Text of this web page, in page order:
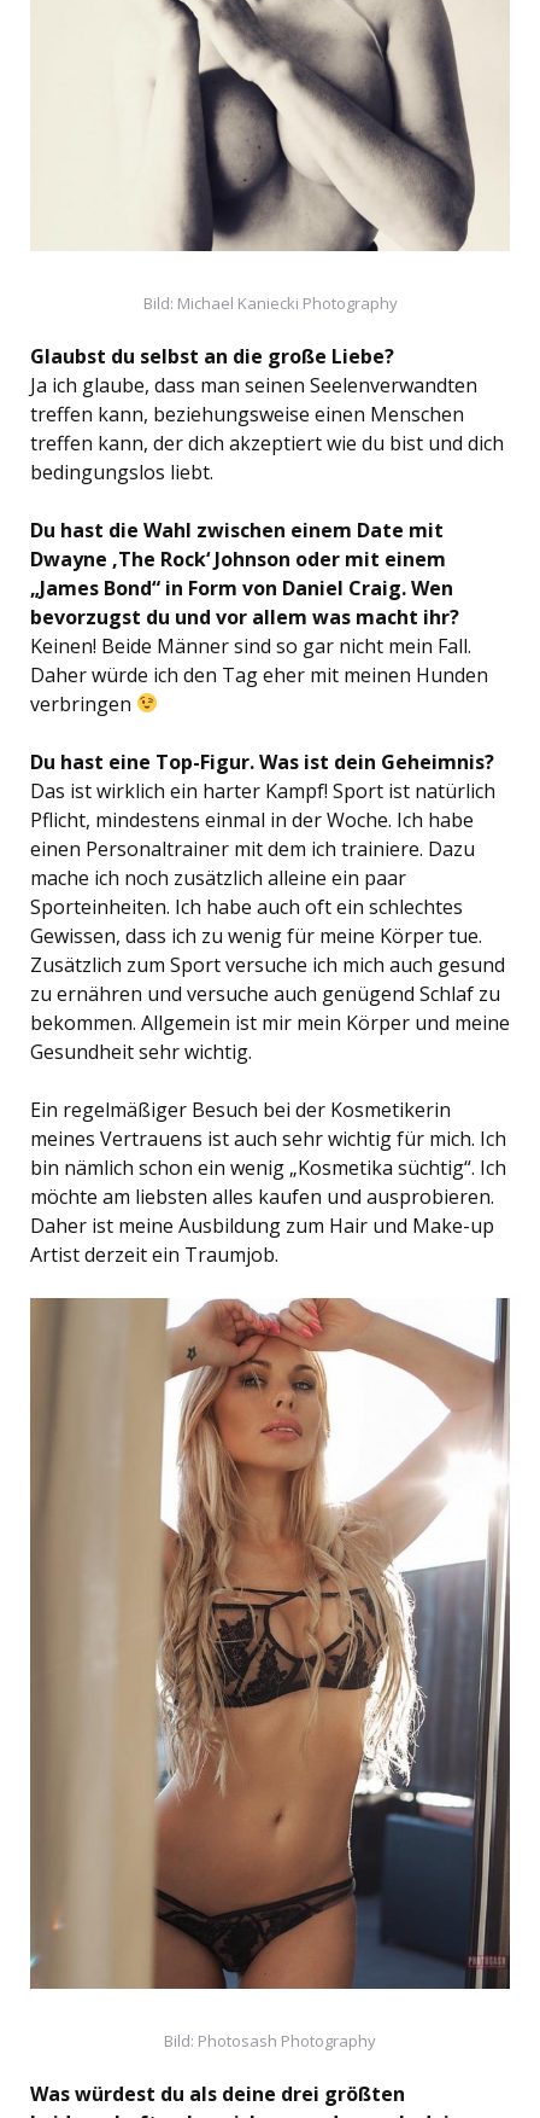
Bild: Michael Kaniecki Photography
Glaubst du selbst an die große Liebe?
Ja ich glaube, dass man seinen Seelenverwandten
treffen kann, beziehungsweise einen Menschen
treffen kann, der dich akzeptiert wie du bist und dich
bedingungslos liebt.
Du hast die Wahl zwischen einem Date mit
Dwayne ‚The Rock‘ Johnson oder mit einem
„James Bond“ in Form von Daniel Craig. Wen
bevorzugst du und vor allem was macht ihr?
Keinen! Beide Männer sind so gar nicht mein Fall.
Daher würde ich den Tag eher mit meinen Hunden
verbringen
Du hast eine Top-Figur. Was ist dein Geheimnis?
Das ist wirklich ein harter Kampf! Sport ist natürlich
Pflicht, mindestens einmal in der Woche. Ich habe
einen Personaltrainer mit dem ich trainiere. Dazu
mache ich noch zusätzlich alleine ein paar
Sporteinheiten. Ich habe auch oft ein schlechtes
Gewissen, dass ich zu wenig für meine Körper tue.
Zusätzlich zum Sport versuche ich mich auch gesund
zu ernähren und versuche auch genügend Schlaf zu
bekommen. Allgemein ist mir mein Körper und meine
Gesundheit sehr wichtig.
Ein regelmäßiger Besuch bei der Kosmetikerin
meines Vertrauens ist auch sehr wichtig für mich. Ich
bin nämlich schon ein wenig „Kosmetika süchtig“. Ich
möchte am liebsten alles kaufen und ausprobieren.
Daher ist meine Ausbildung zum Hair und Make-up
Artist derzeit ein Traumjob.
Bild: Photosash Photography
Was würdest du als deine drei größten